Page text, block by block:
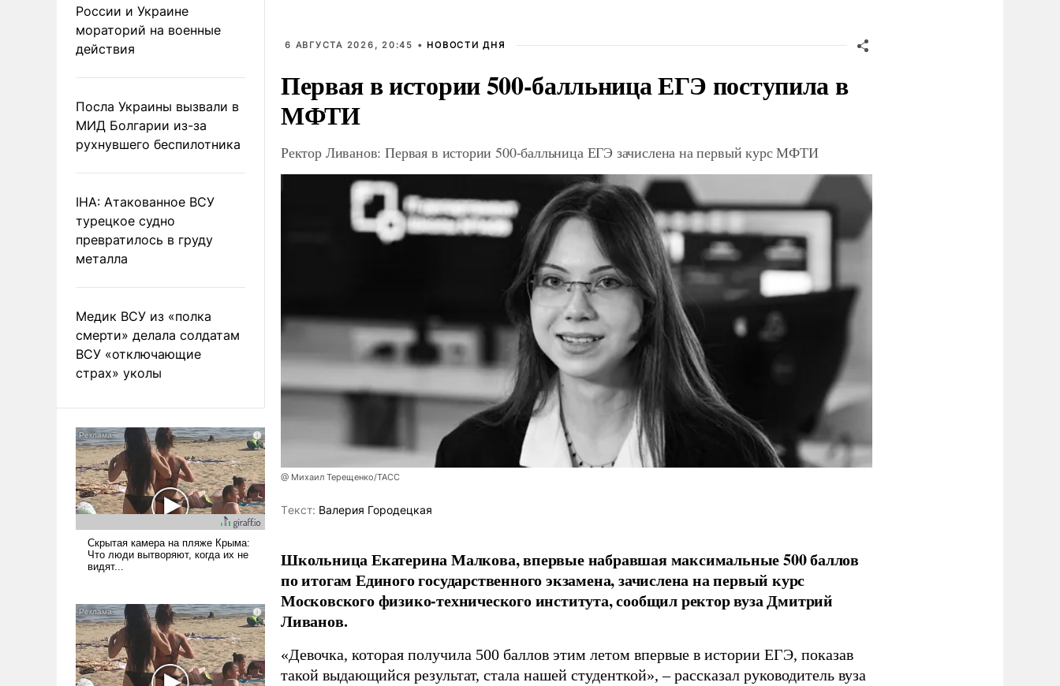
России и Украине
мораторий на военные
действия
Посла Украины вызвали в
МИД Болгарии из-за
рухнувшего беспилотника
IHA: Атакованное ВСУ
турецкое судно
превратилось в груду
металла
Медик ВСУ из «полка
смерти» делала солдатам
ВСУ «отключающие
страх» уколы
6 АВГУСТА 2026, 20:45 • НОВОСТИ ДНЯ
Первая в истории 500-балльница ЕГЭ поступила в
МФТИ
Ректор Ливанов: Первая в истории 500-балльница ЕГЭ зачислена на первый курс МФТИ
@ Михаил Терещенко/ТАСС
Tекст: Валерия Городецкая
Школьница Екатерина Малкова, впервые набравшая максимальные 500 баллов
по итогам Единого государственного экзамена, зачислена на первый курс
Московского физико-технического института, сообщил ректор вуза Дмитрий
Ливанов.
«Девочка, которая получила 500 баллов этим летом впервые в истории ЕГЭ, показав
такой выдающийся результат, стала нашей студенткой», – рассказал руководитель вуза